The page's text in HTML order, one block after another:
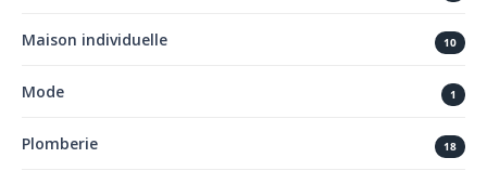
Maison individuelle 10
Mode 1
Plomberie 18